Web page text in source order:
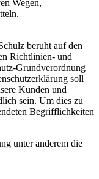
Wegen,
beruht auf den
Richtlinien- und
Grundverordnung
soll
Kunden und
sein. Um dies zu
Begrifflichkeiten
unter anderem die